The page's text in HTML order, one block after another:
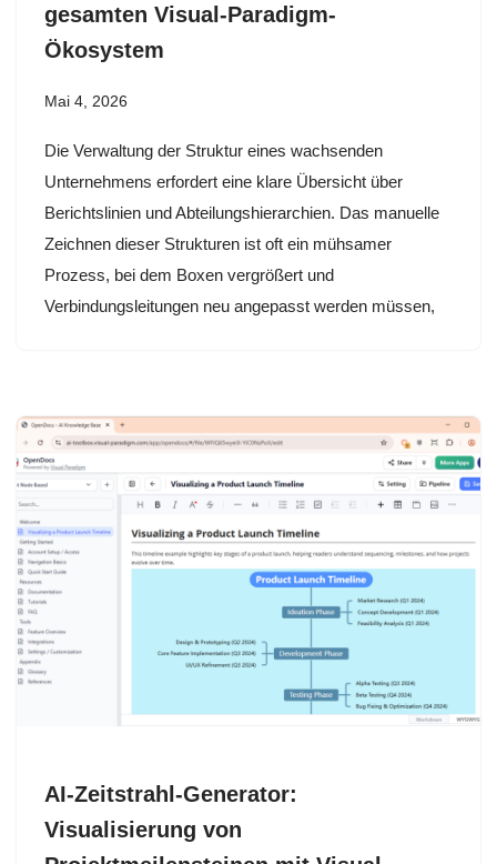
gesamten Visual-Paradigm-
Ökosystem
Mai 4, 2026
Die Verwaltung der Struktur eines wachsenden
Unternehmens erfordert eine klare Übersicht über
Berichtslinien und Abteilungshierarchien. Das manuelle
Zeichnen dieser Strukturen ist oft ein mühsamer
Prozess, bei dem Boxen vergrößert und
Verbindungsleitungen neu angepasst werden müssen,
AI-Zeitstrahl-Generator:
Visualisierung von